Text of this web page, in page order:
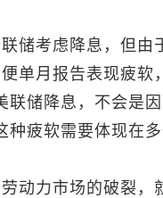
储考虑降息，但由
单月报告表现疲软
联储降息，不会是
疲软需要体现在多
动力市场的破裂，